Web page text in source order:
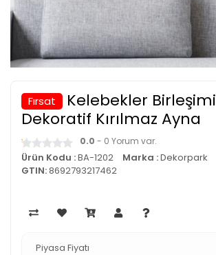
Fırsat
Kelebekler Birleşimi
Dekoratif Kırılmaz Ayna
0.0 - 0 Yorum var.
Ürün Kodu :BA-1202 Marka :Dekorpark
GTIN:8692793217462
Piyasa Fiyatı